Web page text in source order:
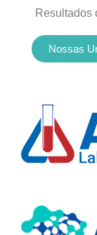
Resultados
Nossas